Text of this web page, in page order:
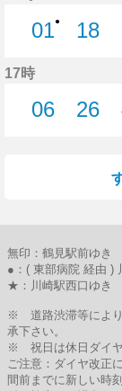
01●
18
17時
06
26
無印：鶴見駅前ゆき
●：( 東部病院 経由 )
★：川崎駅西口ゆき
※ 道路渋滞等により
承下さい。
※ 祝日は休日ダイヤ
ご注意：ダイヤ改正
間前までに新しい時